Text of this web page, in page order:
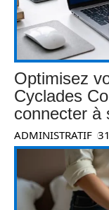
Optimisez
Cyclades
connecter à
ADMINISTRATIF